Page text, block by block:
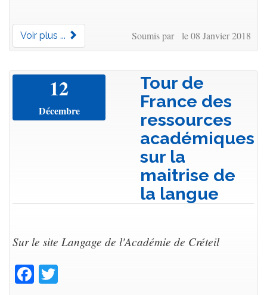
Voir plus ... Soumis par le 08 Janvier 2018
12
Décembre
Tour de
France des
ressources
académiques
sur la
maitrise de
la langue
Sur le site Langage de l'Académie de Créteil
Facebook